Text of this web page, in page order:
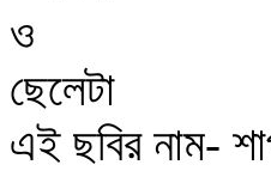
এই ছবির নাম-